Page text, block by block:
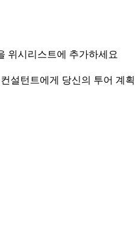
위시리스트에 추가하세요
설턴트에게 당신의 투어 계획